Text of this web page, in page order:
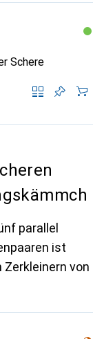
Schere
parallel
ist
von